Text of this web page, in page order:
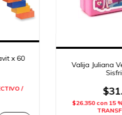
x 60
/
Valija Juliana
$26.350 con 15